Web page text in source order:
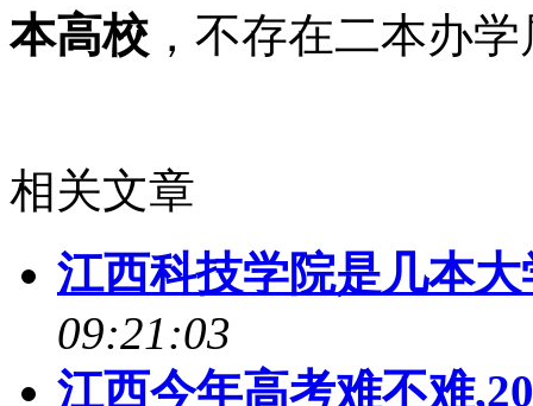
本高校 ，不存在二本办
相关文章
江西科技学院是几本
09:21:03
江西今年高考难不难